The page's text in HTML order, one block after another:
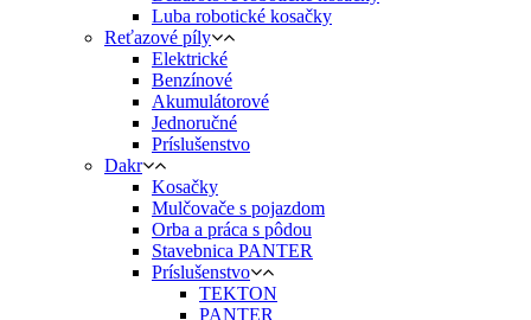
Luba robotické kosačky
Reťazové píly
Elektrické
Benzínové
Akumulátorové
Jednoručné
Príslušenstvo
Dakr
Kosačky
Mulčovače s pojazdom
Orba a práca s pôdou
Stavebnica PANTER
Príslušenstvo
TEKTON
PANTER